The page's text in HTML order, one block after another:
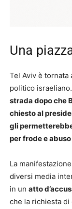
Una
Tel Aviv è tornata
politico israeliano.
strada dopo che
chiesto al
gli
per frode e
La
diversi media
in un atto
che la richiesta